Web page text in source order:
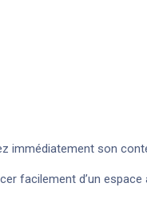
son
facilement d’un espace